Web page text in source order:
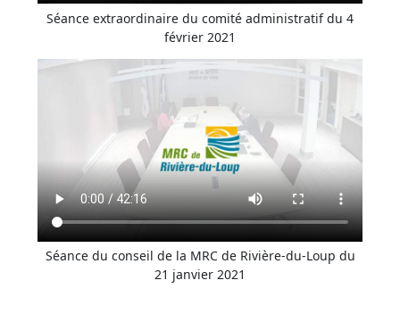
Séance extraordinaire du comité administratif du 4
février 2021
Séance du conseil de la MRC de Rivière-du-Loup du
21 janvier 2021